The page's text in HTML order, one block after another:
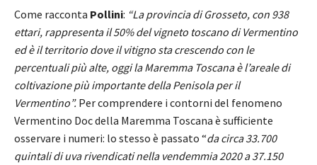
Come racconta Pollini: “La provincia di Grosseto, con 938
ettari, rappresenta il 50% del vigneto toscano di Vermentino
ed è il territorio dove il vitigno sta crescendo con le
percentuali più alte, oggi la Maremma Toscana è l’areale di
coltivazione più importante della Penisola per il
Vermentino”. Per comprendere i contorni del fenomeno
Vermentino Doc della Maremma Toscana è sufficiente
osservare i numeri: lo stesso è passato “dacirca 33.700
quintali di uva rivendicati nella vendemmia 2020 a 37.150